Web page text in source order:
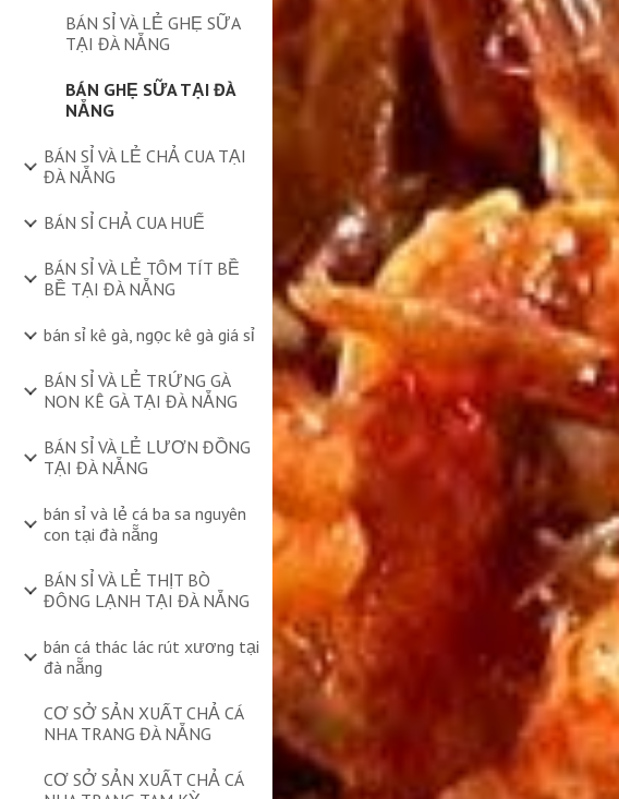
BÁN SỈ VÀ LẺ GHẸ SỮA
TẠI ĐÀ NẴNG
BÁN GHẸ SỮA TẠI ĐÀ
NẴNG
BÁN SỈ VÀ LẺ CHẢ CUA TẠI
ĐÀ NẴNG
BÁN SỈ CHẢ CUA HUẾ
BÁN SỈ VÀ LẺ TÔM TÍT BỀ
BỀ TẠI ĐÀ NẴNG
bán sỉ kê gà, ngọc kê gà giá sỉ
BÁN SỈ VÀ LẺ TRỨNG GÀ
NON KÊ GÀ TẠI ĐÀ NẴNG
BÁN SỈ VÀ LẺ LƯƠN ĐỒNG
TẠI ĐÀ NẴNG
bán sỉ và lẻ cá ba sa nguyên
con tại đà nẵng
BÁN SỈ VÀ LẺ THỊT BÒ
ĐÔNG LẠNH TẠI ĐÀ NẴNG
bán cá thác lác rút xương tại
đà nẵng
CƠ SỞ SẢN XUẤT CHẢ CÁ
NHA TRANG ĐÀ NẴNG
CƠ SỞ SẢN XUẤT CHẢ CÁ